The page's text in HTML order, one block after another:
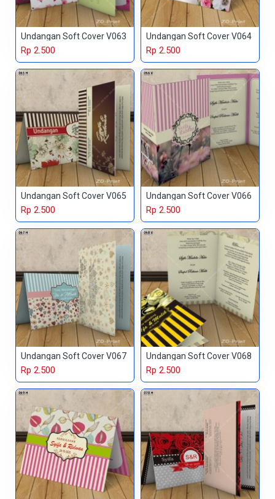
Undangan Soft Cover V063
Rp 2.500
Undangan Soft Cover V064
Rp 2.500
Undangan Soft Cover V065
Rp 2.500
Undangan Soft Cover V066
Rp 2.500
Undangan Soft Cover V067
Rp 2.500
Undangan Soft Cover V068
Rp 2.500